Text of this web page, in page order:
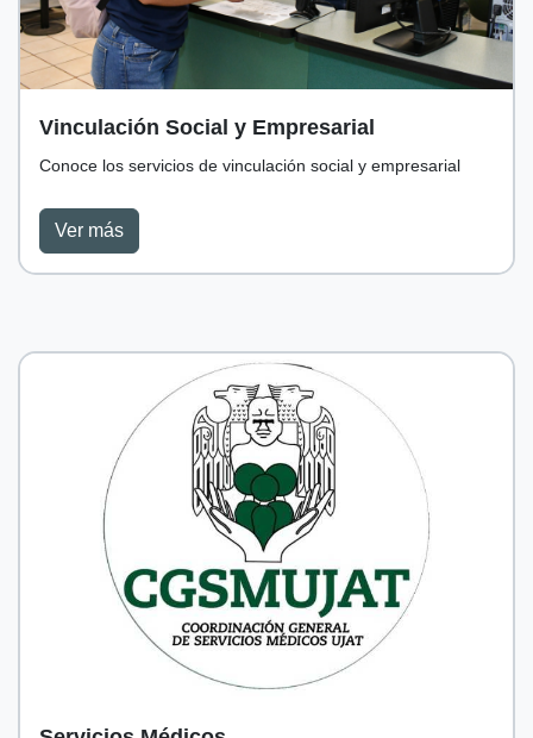
Vinculación Social y Empresarial
Conoce los servicios de vinculación social y empresarial
Ver más